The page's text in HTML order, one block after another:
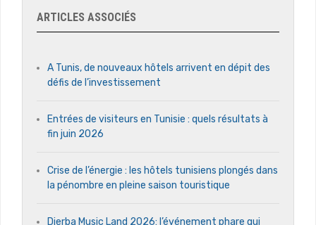
ARTICLES ASSOCIÉS
A Tunis, de nouveaux hôtels arrivent en dépit des
défis de l’investissement
Entrées de visiteurs en Tunisie : quels résultats à
fin juin 2026
Crise de l’énergie : les hôtels tunisiens plongés dans
la pénombre en pleine saison touristique
Djerba Music Land 2026: l’événement phare qui